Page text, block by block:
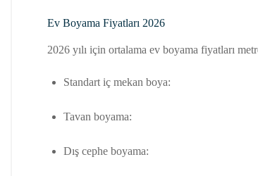
Ev Boyama Fiyatları 2026
2026 yılı için ortalama ev boyama fiyatları
Standart iç mekan boya:
Tavan boyama:
Dış cephe boyama: